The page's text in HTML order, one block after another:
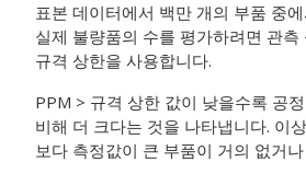
표본 데이터에서 백만 개의 부품 중
실제 불량품의 수를 평가하려면 관
규격 상한을 사용합니다.
PPM > 규격 상한 값이 낮을수록 공
비해 더 크다는 것을 나타냅니다. 이
보다 측정값이 큰 부품이 거의 없거